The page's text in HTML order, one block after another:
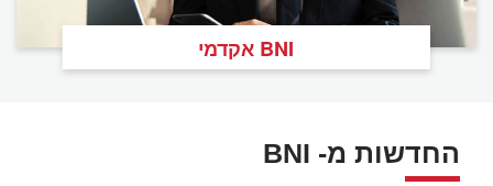
BNI אקדמי
החדשות מ- BNI